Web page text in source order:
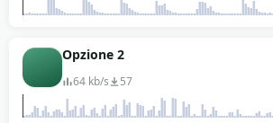
Opzione 2
64 kb/s 57